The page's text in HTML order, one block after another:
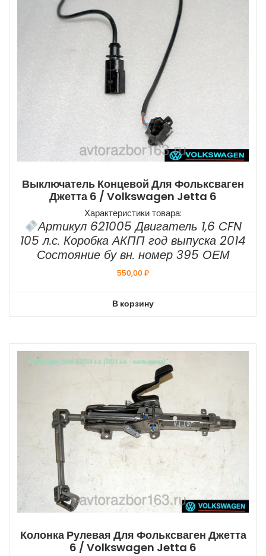
Выключатель Концевой Для Фольксваген
Джетта 6 / Volkswagen Jetta 6
Характеристики товара:
Артикул 621005 Двигатель 1,6 CFN
105 л.с. Коробка АКПП год выпуска 2014
Состояние бу вн. номер 395 ОЕМ
550,00₽
В корзину
Колонка Рулевая Для Фольксваген Джетта
6 / Volkswagen Jetta 6